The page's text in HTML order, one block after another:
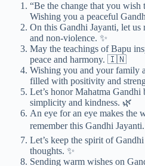
“Be the change that you
Wishing you a peaceful
On this Gandhi Jayanti, let us
and non-violence. ✨
May the teachings of Bapu
peace and harmony. 🇮🇳
Wishing you and your family
filled with positivity and
Let’s honor Mahatma
simplicity and kindness. 🌿
An eye for an eye makes
remember this Gandhi
Let’s keep the spirit of
thoughts. ✨
Sending warm wishes on